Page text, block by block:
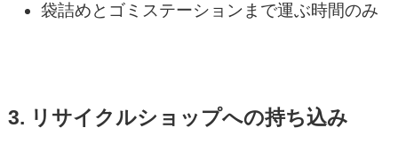
袋詰めとゴミステーションまで運ぶ時間のみ
3. リサイクルショップへの持ち込み